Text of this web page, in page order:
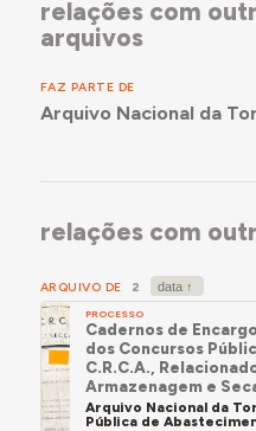
relações com
arquivos
FAZ PARTE DE
Arquivo Nacional da
relações com
ARQUIVO DE 2
PROCESSO
Cadernos de
dos Concursos
C.R.C.A.,
Armazenagem e
Arquivo Nacional da
Pública de